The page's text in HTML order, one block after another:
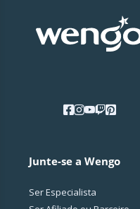
Junte-se a Wengo
Ser Especialista